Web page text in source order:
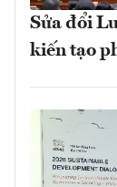
Sửa đổi
kiến tạo